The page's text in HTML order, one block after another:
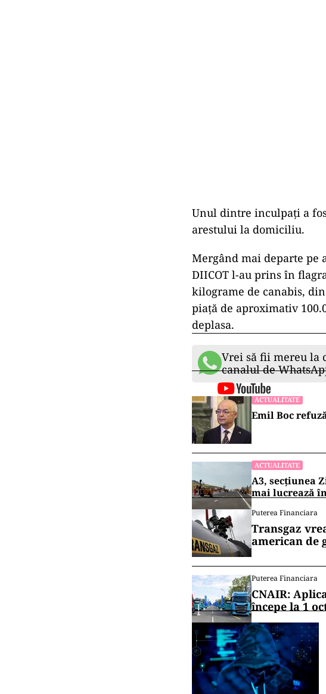
Unul dintre inculpați a
arestului la domiciliu.
Mergând mai departe pe
DIICOT l-au prins în
kilograme de canabis,
piaţă de aproximativ
deplasa.
Vrei să fii mereu la
canalul de
ACTUALITATE
Emil Boc
ACTUALITATE
A3, secțiunea
mai lucrează
Puterea Financiara
Transgaz
american de
Puterea Financiara
CNAIR:
începe la 1